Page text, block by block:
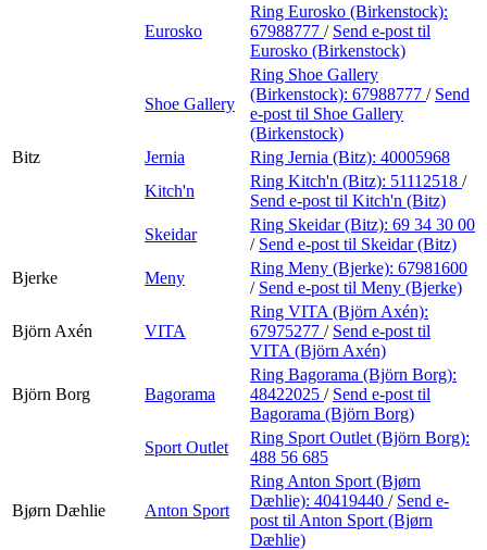
Eurosko
Ring Eurosko (Birkenstock):
67988777 / Send e-post til
Eurosko (Birkenstock)
Shoe Gallery
Ring Shoe Gallery
(Birkenstock): 67988777 / Send
e-post til Shoe Gallery
(Birkenstock)
Bitz
Jernia Ring Jernia (Bitz): 40005968
Kitch'n
Ring Kitch'n (Bitz): 51112518 /
Send e-post til Kitch'n (Bitz)
Skeidar
Ring Skeidar (Bitz): 69 34 30 00
/ Send e-post til Skeidar (Bitz)
Bjerke
Meny
Ring Meny (Bjerke): 67981600
/ Send e-post til Meny (Bjerke)
Björn Axén VITA
Ring VITA (Björn Axén):
67975277 / Send e-post til
VITA (Björn Axén)
Björn Borg Bagorama
Ring Bagorama (Björn Borg):
48422025 / Send e-post til
Bagorama (Björn Borg)
Sport Outlet
Ring Sport Outlet (Björn Borg):
488 56 685
Bjørn Dæhlie Anton Sport
Ring Anton Sport (Bjørn
Dæhlie): 40419440 / Send e-
post til Anton Sport (Bjørn
Dæhlie)